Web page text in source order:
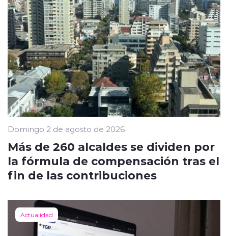
Domingo 2 de agosto de 2026
Más de 260 alcaldes se dividen por
la fórmula de compensación tras el
fin de las contribuciones
Actualidad